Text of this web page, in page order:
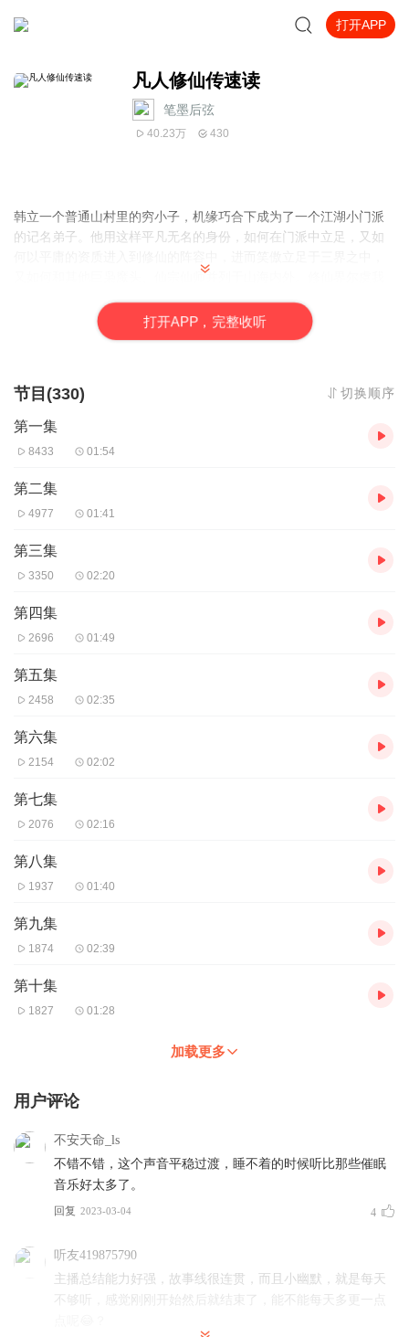
打开APP
凡人修仙传速读
笔墨后弦
40.23万 430
韩立一个普通山村里的穷小子，机缘巧合下成为了一个江湖小门派
的记名弟子。他用这样平凡无名的身份，如何在门派中立足，又如
又如何和其他巨枭魔头、仙宗仙师并列于山海内外。修仙界尔虞我
庸，但他依靠自己自身的努力和聪明修炼成仙。修仙过程很艰难，
不仅需要克服自身的各种缺陷，同时还要接受身边的敌人和天地的
打开APP，完整收听
节目(330) 切换顺序
第一集
8433 01:54
第二集
4977 01:41
第三集
3350 02:20
第四集
2696 01:49
第五集
2458 02:35
第六集
2154 02:02
第七集
2076 02:16
第八集
1937 01:40
第九集
1874 02:39
第十集
1827 01:28
加载更多
用户评论
不安天命_ls
不错不错，这个声音平稳过渡，睡不着的时候听比那些催眠
音乐好太多了。
回复 2023-03-04 4
听友419875790
主播总结能力好强，故事线很连贯，而且小幽默，就是每天
不够听，感觉刚刚开始然后就结束了，能不能每天多更一点